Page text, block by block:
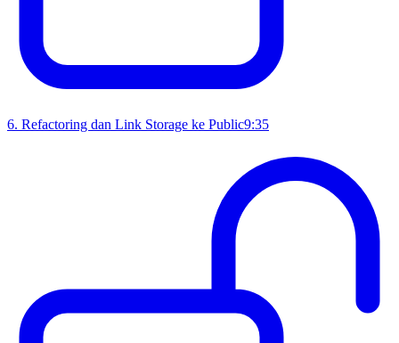
6. Refactoring dan Link Storage ke Public9:35